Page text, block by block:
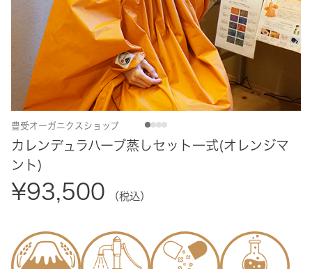
豊受オーガニクスショップ
カレンデュラハーブ蒸しセット一式(オレンジマ
ント)
¥93,500 （税込）